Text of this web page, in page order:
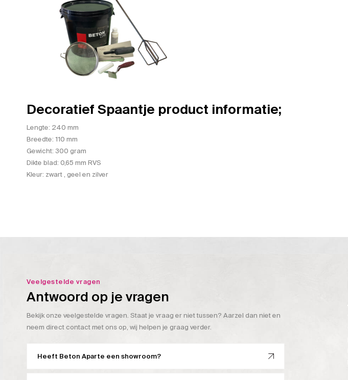
Decoratief Spaantje product informatie;
Lengte: 240 mm
Breedte: 110 mm
Gewicht: 300 gram
Dikte blad: 0,65 mm RVS
Kleur: zwart , geel en zilver
Veelgestelde vragen
Antwoord op je vragen
Bekijk onze veelgestelde vragen. Staat je vraag er niet tussen? Aarzel dan niet en
neem direct contact met ons op, wij helpen je graag verder.
Heeft Beton Aparte een showroom?